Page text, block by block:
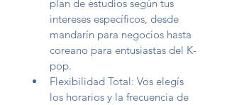
plan de estudios según tus
intereses específicos, desde
mandarín para negocios hasta
coreano para entusiastas del K-
pop.
Flexibilidad Total: Vos elegís
los horarios y la frecuencia de